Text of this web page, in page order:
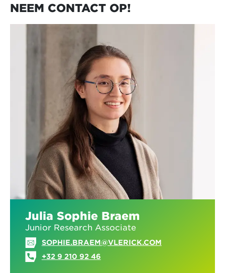
NEEM CONTACT OP!
Julia Sophie Braem
Junior Research Associate
SOPHIE.BRAEM@VLERICK.COM
+32 9 210 92 46